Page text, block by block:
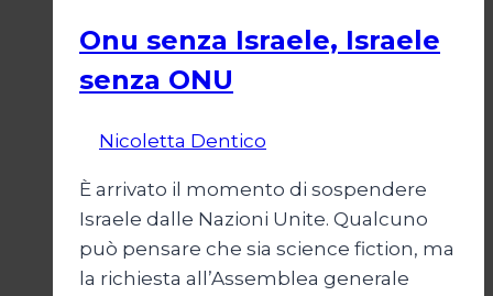
Onu senza Israele, Israele
senza ONU
Nicoletta Dentico
È arrivato il momento di sospendere
Israele dalle Nazioni Unite. Qualcuno
può pensare che sia science fiction, ma
la richiesta all’Assemblea generale